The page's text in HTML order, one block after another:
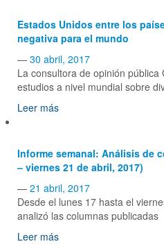
Estados Unidos entre los
negativa para el mundo
— 30 abril, 2017
La consultora de opinión
estudios a nivel mundial sobre
Leer más
Informe semanal: Análisis de
– viernes 21 de abril, 2017)
— 21 abril, 2017
Desde el lunes 17 hasta el
analizó las columnas publicadas
Leer más